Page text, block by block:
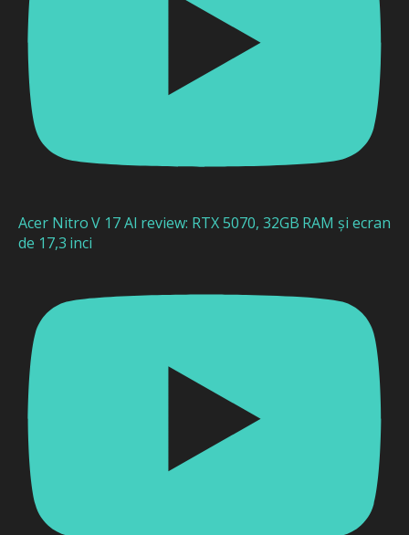
Acer Nitro V 17 AI review: RTX 5070, 32GB RAM și ecran
de 17,3 inci